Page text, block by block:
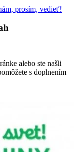
prosím, vedieť!
alebo ste našli
s doplnením